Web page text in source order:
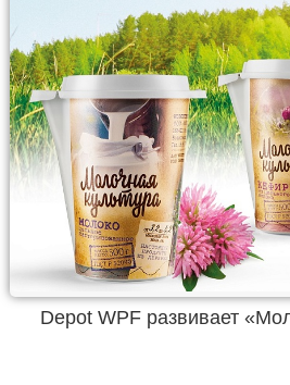
Depot WPF развивает